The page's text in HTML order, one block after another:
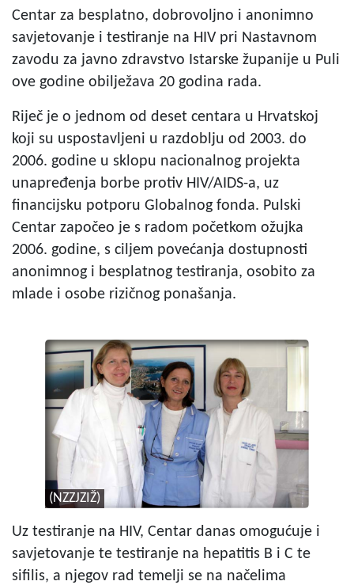
Centar za besplatno, dobrovoljno i anonimno
savjetovanje i testiranje na HIV pri Nastavnom
zavodu za javno zdravstvo Istarske županije u Puli
ove godine obilježava 20 godina rada.
Riječ je o jednom od deset centara u Hrvatskoj
koji su uspostavljeni u razdoblju od 2003. do
2006. godine u sklopu nacionalnog projekta
unapređenja borbe protiv HIV/AIDS-a, uz
financijsku potporu Globalnog fonda. Pulski
Centar započeo je s radom početkom ožujka
2006. godine, s ciljem povećanja dostupnosti
anonimnog i besplatnog testiranja, osobito za
mlade i osobe rizičnog ponašanja.
(NZZJZIŽ)
Uz testiranje na HIV, Centar danas omogućuje i
savjetovanje te testiranje na hepatitis B i C te
sifilis, a njegov rad temelji se na načelima